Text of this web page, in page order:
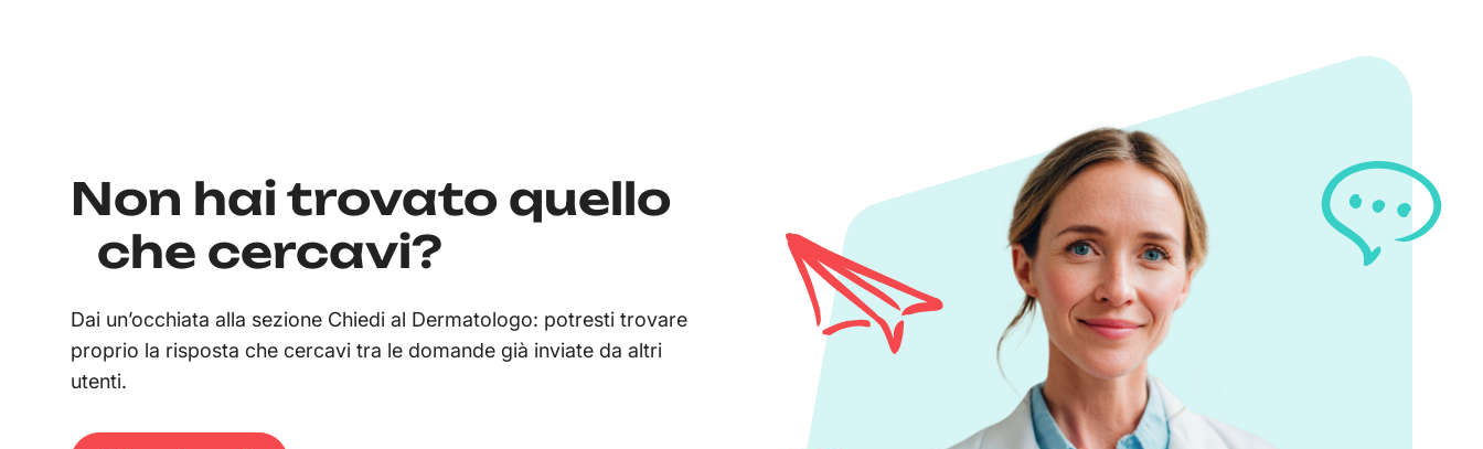
Non hai trovato quello
che cercavi?
Dai un’occhiata alla sezione Chiedi al Dermatologo: potresti trovare
proprio la risposta che cercavi tra le domande già inviate da altri
utenti.